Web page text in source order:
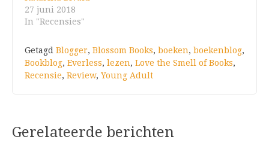
27 juni 2018
In "Recensies"
Getagd Blogger, Blossom Books, boeken, boekenblog,
Bookblog, Everless, lezen, Love the Smell of Books,
Recensie, Review, Young Adult
Gerelateerde berichten